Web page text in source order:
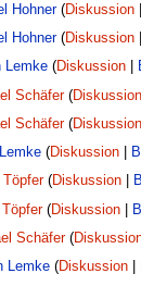
Hohner Diskussion
Hohner Diskussion
Lemke Diskussion
Schäfer Diskussion
Schäfer Diskussion
Diskussion
Töpfer Diskussion
Diskussion
Schäfer
Lemke Diskussion